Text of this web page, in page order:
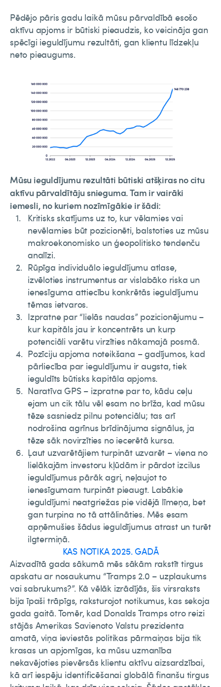
Pēdējo pāris gadu laikā mūsu pārvaldībā esošo
aktīvu apjoms ir būtiski pieaudzis, ko veicināja gan
spēcīgi ieguldījumu rezultāti, gan klientu līdzekļu
neto pieaugums.
Mūsu ieguldījumu rezultāti būtiski atšķiras no citu
aktīvu pārvaldītāju snieguma. Tam ir vairāki
iemesli, no kuriem nozīmīgākie ir šādi:
Kritisks skatījums uz to, kur vēlamies vai
nevēlamies būt pozicionēti, balstoties uz mūsu
makroekonomisko un ģeopolitisko tendenču
analīzi.
Rūpīga individuālo ieguldījumu atlase,
izvēloties instrumentus ar vislabāko riska un
ienesīguma attiecību konkrētās ieguldījumu
tēmas ietvaros.
Izpratne par “lielās naudas” pozicionējumu –
kur kapitāls jau ir koncentrēts un kurp
potenciāli varētu virzīties nākamajā posmā.
Pozīciju apjoma noteikšana – gadījumos, kad
pārliecība par ieguldījumu ir augsta, tiek
ieguldīts būtisks kapitāla apjoms.
Naratīva GPS – izpratne par to, kādu ceļu
ejam un cik tālu vēl esam no brīža, kad mūsu
tēze sasniedz pilnu potenciālu; tas arī
nodrošina agrīnus brīdinājuma signālus, ja
tēze sāk novirzīties no iecerētā kursa.
Ļaut uzvarētājiem turpināt uzvarēt – viena no
lielākajām investoru kļūdām ir pārdot izcilus
ieguldījumus pārāk agri, neļaujot to
ienesīgumam turpināt pieaugt. Labākie
ieguldījumi neatgriežas pie vidējā līmeņa, bet
gan turpina no tā attālināties. Mēs esam
apņēmušies šādus ieguldījumus atrast un turēt
ilgtermiņā.
KAS NOTIKA 2025. GADĀ
Aizvadītā gada sākumā mēs sākām rakstīt tirgus
apskatu ar nosaukumu “Tramps 2.0 – uzplaukums
vai sabrukums?”. Kā vēlāk izrādījās, šis virsraksts
bija īpaši trāpīgs, raksturojot notikumus, kas sekoja
gada gaitā. Tomēr, kad Donalds Tramps otro reizi
stājās Amerikas Savienoto Valstu prezidenta
amatā, viņa ieviestās politikas pārmaiņas bija tik
krasas un apjomīgas, ka mūsu uzmanība
nekavējoties pievērsās klientu aktīvu aizsardzībai,
kā arī iespēju identificēšanai globālā finanšu tirgus